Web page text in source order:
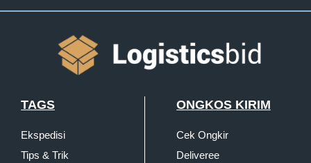
TAGS
Ekspedisi
Tips & Trik
ONGKOS KIRIM
Cek Ongkir
Deliveree